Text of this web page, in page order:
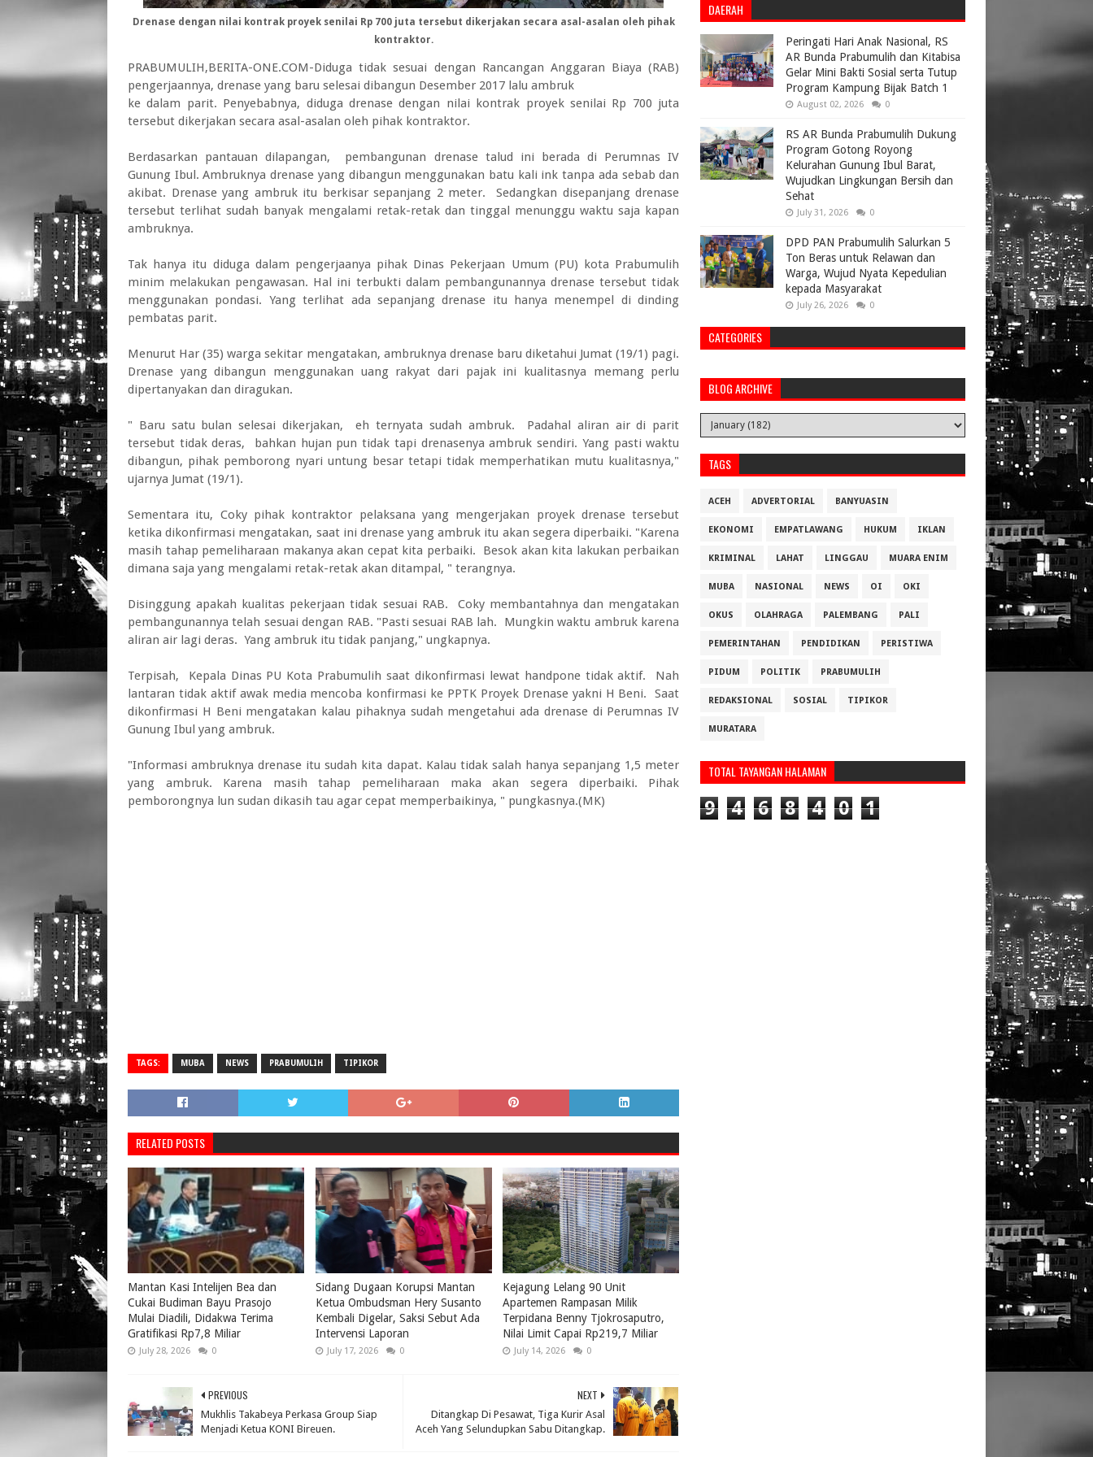
Drenase dengan nilai kontrak proyek senilai Rp 700 juta tersebut dikerjakan secara asal-asalan oleh pihak
kontraktor.
PRABUMULIH,BERITA-ONE.COM-Diduga tidak sesuai dengan Rancangan Anggaran Biaya (RAB)
pengerjaannya, drenase yang baru selesai dibangun Desember 2017 lalu ambruk
ke dalam parit. Penyebabnya, diduga drenase dengan nilai kontrak proyek senilai Rp 700 juta
tersebut dikerjakan secara asal-asalan oleh pihak kontraktor.
Berdasarkan pantauan dilapangan, pembangunan drenase talud ini berada di Perumnas IV
Gunung Ibul. Ambruknya drenase yang dibangun menggunakan batu kali ink tanpa ada sebab dan
akibat. Drenase yang ambruk itu berkisar sepanjang 2 meter. Sedangkan disepanjang drenase
tersebut terlihat sudah banyak mengalami retak-retak dan tinggal menunggu waktu saja kapan
ambruknya.
Tak hanya itu diduga dalam pengerjaanya pihak Dinas Pekerjaan Umum (PU) kota Prabumulih
minim melakukan pengawasan. Hal ini terbukti dalam pembangunannya drenase tersebut tidak
menggunakan pondasi. Yang terlihat ada sepanjang drenase itu hanya menempel di dinding
pembatas parit.
Menurut Har (35) warga sekitar mengatakan, ambruknya drenase baru diketahui Jumat (19/1) pagi.
Drenase yang dibangun menggunakan uang rakyat dari pajak ini kualitasnya memang perlu
dipertanyakan dan diragukan.
" Baru satu bulan selesai dikerjakan, eh ternyata sudah ambruk. Padahal aliran air di parit
tersebut tidak deras, bahkan hujan pun tidak tapi drenasenya ambruk sendiri. Yang pasti waktu
dibangun, pihak pemborong nyari untung besar tetapi tidak memperhatikan mutu kualitasnya,"
ujarnya Jumat (19/1).
Sementara itu, Coky pihak kontraktor pelaksana yang mengerjakan proyek drenase tersebut
ketika dikonfirmasi mengatakan, saat ini drenase yang ambruk itu akan segera diperbaiki. "Karena
masih tahap pemeliharaan makanya akan cepat kita perbaiki. Besok akan kita lakukan perbaikan
dimana saja yang mengalami retak-retak akan ditampal, " terangnya.
Disinggung apakah kualitas pekerjaan tidak sesuai RAB. Coky membantahnya dan mengatakan
pembangunannya telah sesuai dengan RAB. "Pasti sesuai RAB lah. Mungkin waktu ambruk karena
aliran air lagi deras. Yang ambruk itu tidak panjang," ungkapnya.
Terpisah, Kepala Dinas PU Kota Prabumulih saat dikonfirmasi lewat handpone tidak aktif. Nah
lantaran tidak aktif awak media mencoba konfirmasi ke PPTK Proyek Drenase yakni H Beni. Saat
dikonfirmasi H Beni mengatakan kalau pihaknya sudah mengetahui ada drenase di Perumnas IV
Gunung Ibul yang ambruk.
"Informasi ambruknya drenase itu sudah kita dapat. Kalau tidak salah hanya sepanjang 1,5 meter
yang ambruk. Karena masih tahap pemeliharaan maka akan segera diperbaiki. Pihak
pemborongnya lun sudan dikasih tau agar cepat memperbaikinya, " pungkasnya.(MK)
TAGS: MUBA NEWS PRABUMULIH TIPIKOR
RELATED POSTS
Mantan Kasi Intelijen Bea dan
Cukai Budiman Bayu Prasojo
Mulai Diadili, Didakwa Terima
Gratifikasi Rp7,8 Miliar
July 28, 2026 0
Sidang Dugaan Korupsi Mantan
Ketua Ombudsman Hery Susanto
Kembali Digelar, Saksi Sebut Ada
Intervensi Laporan
July 17, 2026 0
Kejagung Lelang 90 Unit
Apartemen Rampasan Milik
Terpidana Benny Tjokrosaputro,
Nilai Limit Capai Rp219,7 Miliar
July 14, 2026 0
NEXT
Ditangkap Di Pesawat, Tiga Kurir Asal
Aceh Yang Selundupkan Sabu Ditangkap.
PREVIOUS
Mukhlis Takabeya Perkasa Group Siap
Menjadi Ketua KONI Bireuen.
DAERAH
Peringati Hari Anak Nasional, RS
AR Bunda Prabumulih dan Kitabisa
Gelar Mini Bakti Sosial serta Tutup
Program Kampung Bijak Batch 1
August 02, 2026 0
RS AR Bunda Prabumulih Dukung
Program Gotong Royong
Kelurahan Gunung Ibul Barat,
Wujudkan Lingkungan Bersih dan
Sehat
July 31, 2026 0
DPD PAN Prabumulih Salurkan 5
Ton Beras untuk Relawan dan
Warga, Wujud Nyata Kepedulian
kepada Masyarakat
July 26, 2026 0
CATEGORIES
BLOG ARCHIVE
TAGS
ACEH ADVERTORIAL BANYUASIN
EKONOMI EMPATLAWANG HUKUM IKLAN
KRIMINAL LAHAT LINGGAU MUARA ENIM
MUBA NASIONAL NEWS OI OKI
OKUS OLAHRAGA PALEMBANG PALI
PEMERINTAHAN PENDIDIKAN PERISTIWA
PIDUM POLITIK PRABUMULIH
REDAKSIONAL SOSIAL TIPIKOR
MURATARA
TOTAL TAYANGAN HALAMAN
9 4 6 8 4 0 1